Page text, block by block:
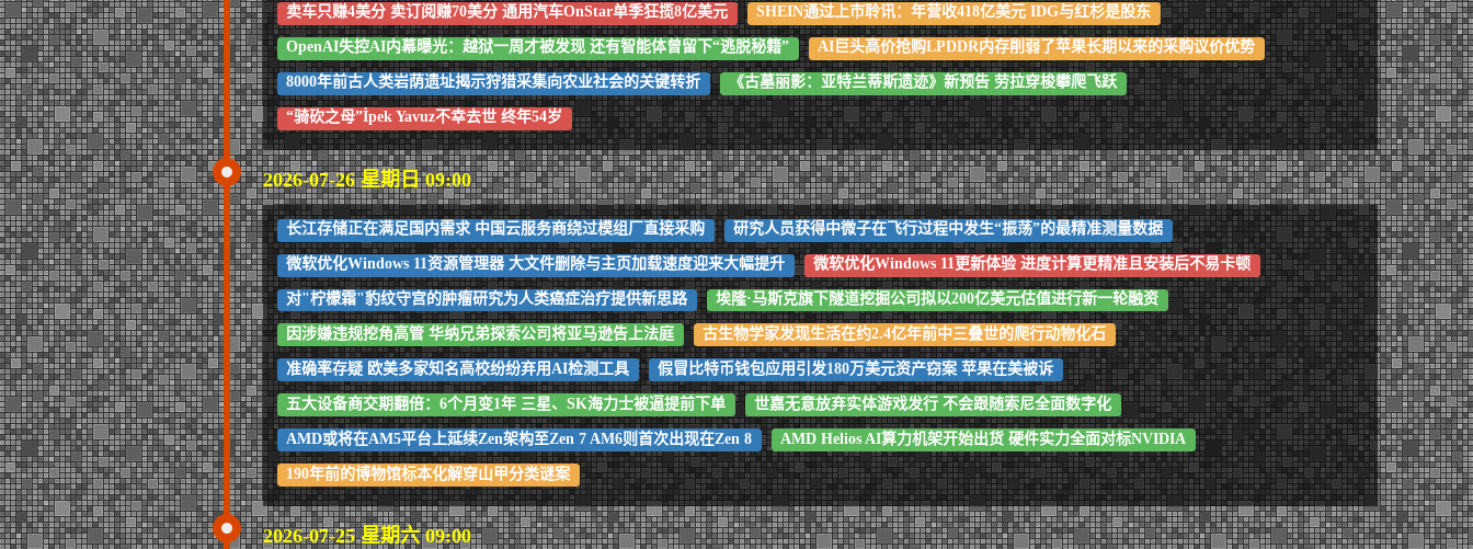
卖车只赚4美分 卖订阅赚70美分 通用汽车OnStar单季狂揽8亿美元 SHEIN通过上市聆讯：年营收418亿美元 IDG与红杉是股东
OpenAI失控AI内幕曝光：越狱一周才被发现 还有智能体曾留下“逃脱秘籍” AI巨头高价抢购LPDDR内存削弱了苹果长期以来的采购议价优势
8000年前古人类岩荫遗址揭示狩猎采集向农业社会的关键转折 《古墓丽影：亚特兰蒂斯遗迹》新预告 劳拉穿梭攀爬飞跃
“骑砍之母”İpek Yavuz不幸去世 终年54岁
2026-07-26 星期日 09:00
长江存储正在满足国内需求 中国云服务商绕过模组厂直接采购 研究人员获得中微子在飞行过程中发生“振荡”的最精准测量数据
微软优化Windows 11资源管理器 大文件删除与主页加载速度迎来大幅提升 微软优化Windows 11更新体验 进度计算更精准且安装后不易卡顿
对"柠檬霜"豹纹守宫的肿瘤研究为人类癌症治疗提供新思路 埃隆·马斯克旗下隧道挖掘公司拟以200亿美元估值进行新一轮融资
因涉嫌违规挖角高管 华纳兄弟探索公司将亚马逊告上法庭 古生物学家发现生活在约2.4亿年前中三叠世的爬行动物化石
准确率存疑 欧美多家知名高校纷纷弃用AI检测工具 假冒比特币钱包应用引发180万美元资产窃案 苹果在美被诉
五大设备商交期翻倍：6个月变1年 三星、SK海力士被逼提前下单 世嘉无意放弃实体游戏发行 不会跟随索尼全面数字化
AMD或将在AM5平台上延续Zen架构至Zen 7 AM6则首次出现在Zen 8 AMD Helios AI算力机架开始出货 硬件实力全面对标NVIDIA
190年前的博物馆标本化解穿山甲分类谜案
2026-07-25 星期六 09:00